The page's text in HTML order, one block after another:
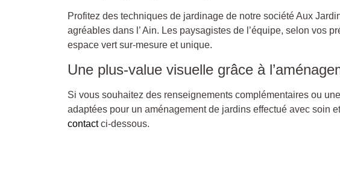
Profitez des techniques de jardinage de notre société Aux
agréables dans l’ Ain. Les paysagistes de l’équipe, selon vos
espace vert sur-mesure et unique.
Une plus-value visuelle grâce à
Si vous souhaitez des renseignements complémentaires ou
adaptées pour un aménagement de jardins effectué avec soin
contactci-dessous.